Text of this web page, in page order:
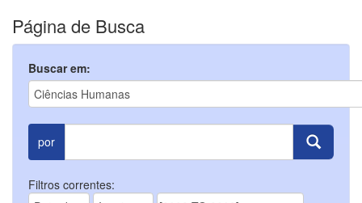
Página de Busca
Buscar em:
por
Filtros correntes: